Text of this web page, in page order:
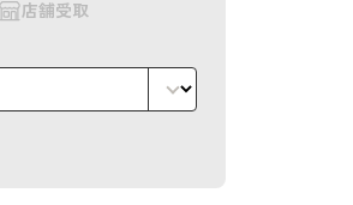
店舗受取